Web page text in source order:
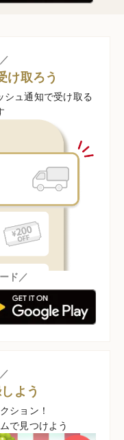
け取ろう
シュ通知で受け取る
ド／
よう
ション！
で見つけよう